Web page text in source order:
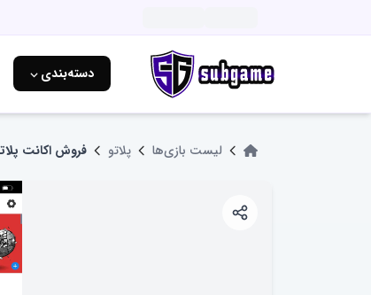
دسته‌بندی ⌵
لیست بازی‌ها پلاتو فروش اکانت